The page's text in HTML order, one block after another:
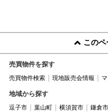
この
売買物件を探す
売買物件検索 現地販売会情報
地域から探す
逗子市 葉山町 横須賀市 鎌倉市